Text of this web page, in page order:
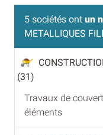
5 sociétés ont un
METALLIQUES
(31)
Travaux de
éléments